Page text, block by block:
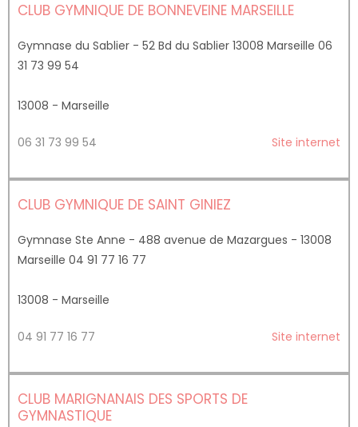
CLUB GYMNIQUE DE BONNEVEINE MARSEILLE
Gymnase du Sablier - 52 Bd du Sablier 13008 Marseille 06
31 73 99 54
13008 - Marseille
Site internet
06 31 73 99 54
CLUB GYMNIQUE DE SAINT GINIEZ
Gymnase Ste Anne - 488 avenue de Mazargues - 13008
Marseille 04 91 77 16 77
13008 - Marseille
Site internet
04 91 77 16 77
CLUB MARIGNANAIS DES SPORTS DE
GYMNASTIQUE